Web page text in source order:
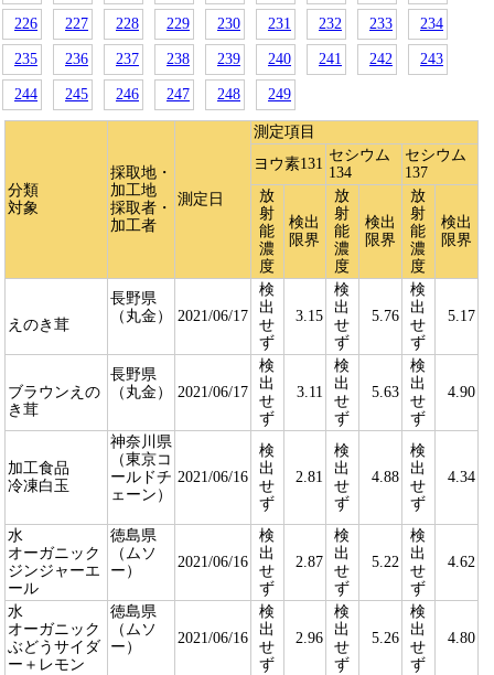
226 227 228 229 230 231 232 233 234
235 236 237 238 239 240 241 242 243
244 245 246 247 248 249
分類
対象
採取地・
加工地
採取者・
加工者
測定日
測定項目
ヨウ素131
セシウム
134
セシウム
137
放
射
能
濃
度
検出
限界
放
射
能
濃
度
検出
限界
放
射
能
濃
度
検出
限界
えのき茸
長野県
（丸金）
2021/06/17
検
出
せ
ず
3.15
検
出
せ
ず
5.76
検
出
せ
ず
5.17
ブラウンえの
き茸
長野県
（丸金）
2021/06/17
検
出
せ
ず
3.11
検
出
せ
ず
5.63
検
出
せ
ず
4.90
加工食品
冷凍白玉
神奈川県
（東京コ
ールドチ
ェーン）
2021/06/16
検
出
せ
ず
2.81
検
出
せ
ず
4.88
検
出
せ
ず
4.34
水
オーガニック
ジンジャーエ
ール
徳島県
（ムソ
ー）
2021/06/16
検
出
せ
ず
2.87
検
出
せ
ず
5.22
検
出
せ
ず
4.62
水
オーガニック
ぶどうサイダ
ー＋レモン
徳島県
（ムソ
ー）
2021/06/16
検
出
せ
ず
2.96
検
出
せ
ず
5.26
検
出
せ
ず
4.80